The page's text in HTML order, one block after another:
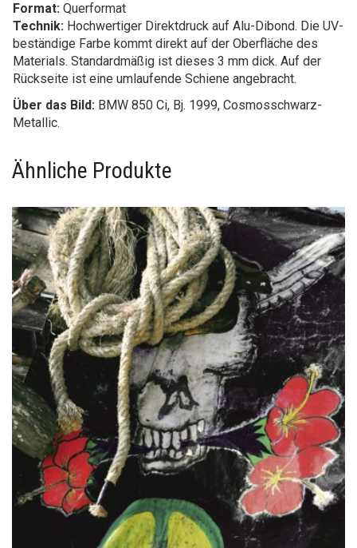
Format: Querformat
Technik: Hochwertiger Direktdruck auf Alu-Dibond. Die UV-
beständige Farbe kommt direkt auf der Oberfläche des
Materials. Standardmäßig ist dieses 3 mm dick. Auf der
Rückseite ist eine umlaufende Schiene angebracht.
Über das Bild: BMW 850 Ci, Bj. 1999, Cosmosschwarz-
Metallic.
Ähnliche Produkte